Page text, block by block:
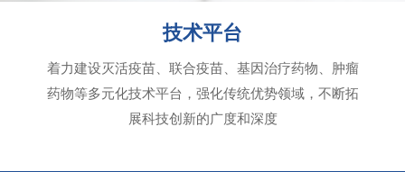
技术平台
着力建设灭活疫苗、联合疫苗、基因治疗药物、肿瘤
药物等多元化技术平台，强化传统优势领域，不断拓
展科技创新的广度和深度